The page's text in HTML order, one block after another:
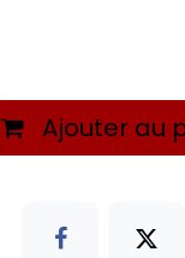
Ajouter au